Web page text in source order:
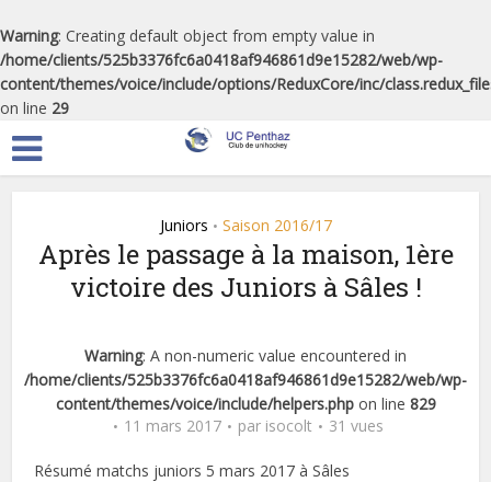
Warning: Creating default object from empty value in
/home/clients/525b3376fc6a0418af946861d9e15282/web/wp-
content/themes/voice/include/options/ReduxCore/inc/
on line 29
Juniors • Saison 2016/17
Après le passage à la maison, 1ère
victoire des Juniors à Sâles !
Warning: A non-numeric value encountered in
/home/clients/525b3376fc6a0418af946861d9e15282/web/wp-
content/themes/voice/include/helpers.phpon line 829
11 mars 2017
par isocolt 31 vues
Résumé matchs juniors 5 mars 2017 à Sâles